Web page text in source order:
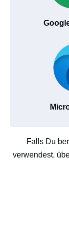
Falls Du
verwendest,